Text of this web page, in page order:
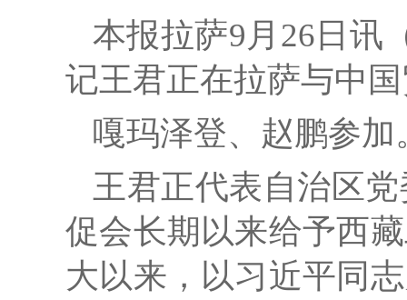
本报拉萨9月26日讯
记王君正在拉萨与中
嘎玛泽登、赵鹏参加
王君正代表自治区
促会长期以来给予西
大以来，以习近平同